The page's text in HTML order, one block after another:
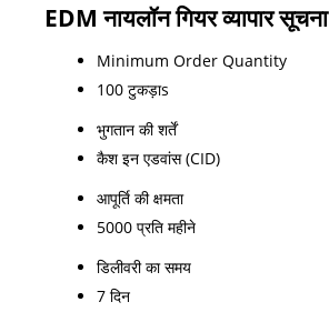
EDM नायलॉन गियर व्यापार सूचना
Minimum Order Quantity
100 टुकड़ाs
भुगतान की शर्तें
कैश इन एडवांस (CID)
आपूर्ति की क्षमता
5000 प्रति महीने
डिलीवरी का समय
7 दिन